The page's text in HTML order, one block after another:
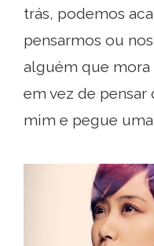
trás, podemos
pensarmos ou
alguém que mora
em vez de pensar
mim e pegue